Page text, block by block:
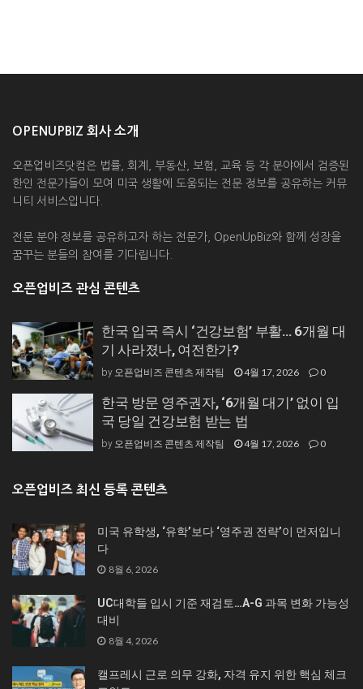
OPENUPBIZ 회사 소개
오픈업비즈닷컴은 법률, 회계, 부동산, 보험, 교육 등 각 분야에서 검증된
한인 전문가들이 모여 미국 생활에 도움되는 전문 정보를 공유하는 커뮤
니티 서비스입니다.
전문 분야 정보를 공유하고자 하는 전문가, OpenUpBiz와 함께 성장을
꿈꾸는 분들의 참여를 기다립니다.
오픈업비즈 관심 콘텐츠
한국 입국 즉시 ‘건강보험’ 부활… 6개월 대
기 사라졌나, 여전한가?
by 오픈업비즈 콘텐츠 제작팀 4월 17, 2026 0
한국 방문 영주권자, ‘6개월 대기’ 없이 입
국 당일 건강보험 받는 법
by 오픈업비즈 콘텐츠 제작팀 4월 17, 2026 0
오픈업비즈 최신 등록 콘텐츠
미국 유학생, ‘유학’보다 ‘영주권 전략’이 먼저입니
다
8월 6, 2026
UC대학들 입시 기준 재검토…A-G 과목 변화 가능성
대비
8월 4, 2026
캘프레시 근로 의무 강화, 자격 유지 위한 핵심 체크